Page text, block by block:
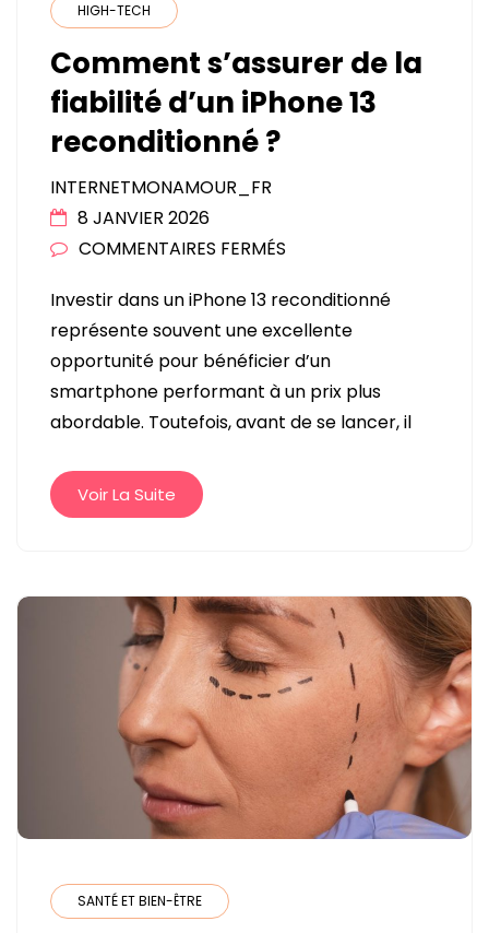
HIGH-TECH
Comment s’assurer de la
fiabilité d’un iPhone 13
reconditionné ?
INTERNETMONAMOUR_FR
8 JANVIER 2026
COMMENTAIRES FERMÉS
S’ASSURER
DE
LA
FIABILITÉ
D’UN
Investir dans un iPhone 13 reconditionné
représente souvent une excellente
opportunité pour bénéficier d’un
smartphone performant à un prix plus
abordable. Toutefois, avant de se lancer, il
Voir La Suite
SANTÉ ET BIEN-ÊTRE